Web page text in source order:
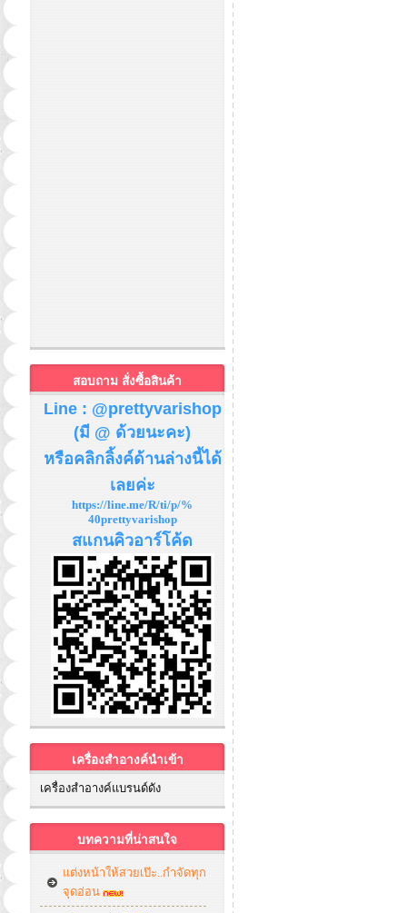
สอบถาม สั่งซื้อสินค้า
Line : @prettyvarishop
(มี @ ด้วยนะคะ)
หรือคลิกลิ้งค์ด้านล่างนี้ได้
เลยค่ะ
https://line.me/R/ti/p/%
40prettyvarishop
สแกนคิวอาร์โค้ด
เครื่องสำอางค์นำเข้า
เครื่องสำอางค์แบรนด์ดัง
บทความที่น่าสนใจ
แต่งหน้าให้สวยเป๊ะ..กำจัดทุก
จุดอ่อน